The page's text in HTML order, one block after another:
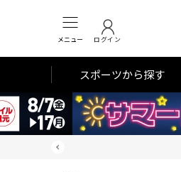
メニュー ログイン
スポーツから探す